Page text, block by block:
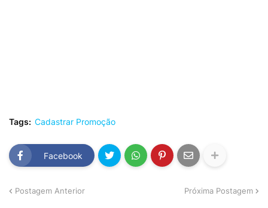
Tags: Cadastrar Promoção
Facebook
Postagem Anterior Próxima Postagem